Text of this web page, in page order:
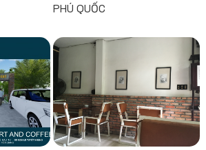
PHÚ QUỐC